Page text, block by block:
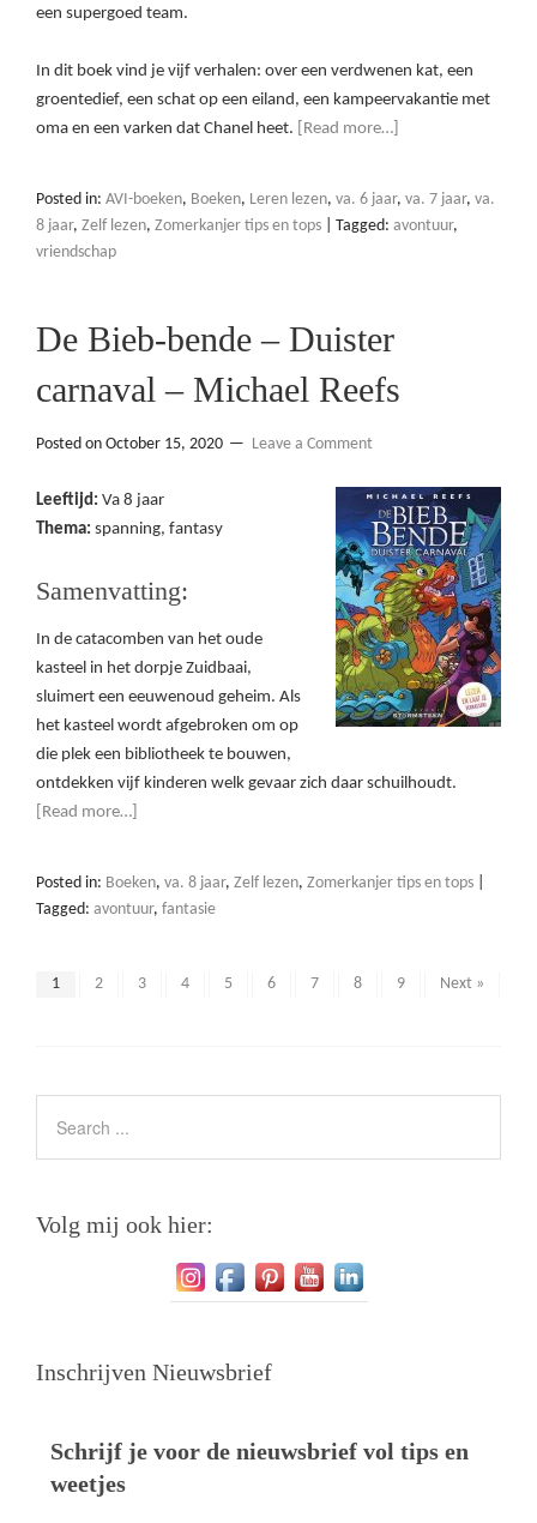
een supergoed team.
In dit boek vind je vijf verhalen: over een verdwenen kat, een
groentedief, een schat op een eiland, een kampeervakantie met
oma en een varken dat Chanel heet.
[Read more…]
Posted in: AVI-boeken, Boeken, Leren lezen, va. 6 jaar, va. 7 jaar, va.
8 jaar, Zelf lezen, Zomerkanjer tips en tops Tagged: avontuur,
vriendschap
De Bieb-bende – Duister
carnaval – Michael Reefs
Posted on October 15, 2020 Leave a Comment
Leeftijd: Va 8 jaar
Thema: spanning, fantasy
Samenvatting:
In de catacomben van het oude
kasteel in het dorpje Zuidbaai,
sluimert een eeuwenoud geheim. Als
het kasteel wordt afgebroken om op
die plek een bibliotheek te bouwen,
ontdekken vijf kinderen welk gevaar zich daar schuilhoudt.
[Read more…]
Posted in: Boeken, va. 8 jaar, Zelf lezen, Zomerkanjer tips en tops
Tagged: avontuur, fantasie
1 2 3 4 5 6 7 8 9 Next »
Volg mij ook hier:
Inschrijven Nieuwsbrief
Schrijf je voor de nieuwsbrief vol tips en
weetjes